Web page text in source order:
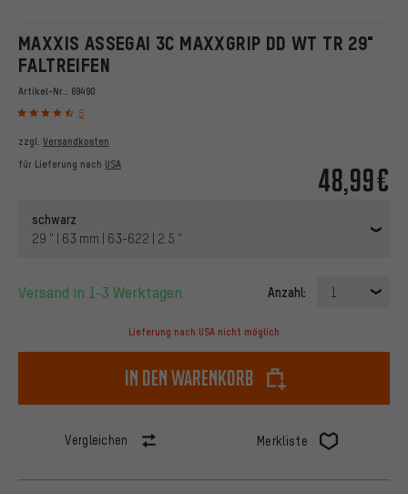
MAXXIS ASSEGAI 3C MAXXGRIP DD WT TR 29"
FALTREIFEN
Artikel-Nr.: 69490
5
48,99€
zzgl. Versandkosten
für Lieferung nach USA
schwarz
29 " | 63 mm | 63-622 | 2.5 "
Versand in 1-3 Werktagen Anzahl: 1
Lieferung nach USA nicht möglich
In den Warenkorb
Vergleichen Merkliste